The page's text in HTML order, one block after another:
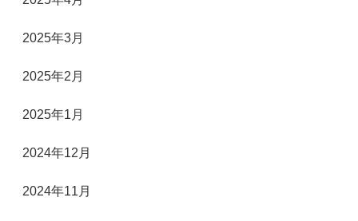
2025年3月
2025年2月
2025年1月
2024年12月
2024年11月